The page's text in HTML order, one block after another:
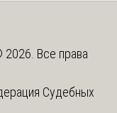
Все права
Судебных